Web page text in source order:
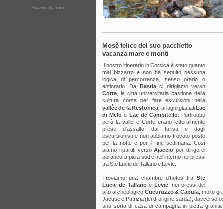
Powered by Amee
Mosè felice del suo pacchetto
vacanza mare e monti
Il nostro itinerario in Corsica è stato quanto
mai bizzarro e non ha seguito nessuna
logica di percorrenza, senso orario o
antiorario. Da Bastiaci dirigiamo verso
Corte , la città universitaria bastione della
cultura corsa per fare escursioni nella
vallèe de la Restonica , ai laghi glacialiLac
di Melo e Lac de Campitello. Purtroppo
però la valle e Corte erano letteralmente
prese d'assalto dai turisti e dagli
escursionisti e non abbiamo trovato posto
per la notte e per il fine settimana. Così
siamo ripartiti versoAjaccio per dirigerci
poi ancora più a sud e nell'interno nei pressi
tra Ste Lucie de Tallano e Levie.
Troviamo una chambre d'hotes tra Ste
Lucie de Tallanoe Levie, nei pressi del
sito archeologico Cucuruzzo & Capula , molto
Jacque e Patrizia (lei di origine sarda), davverso
una sorta di casa di campagna in pietra